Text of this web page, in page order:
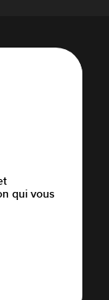
qui vous